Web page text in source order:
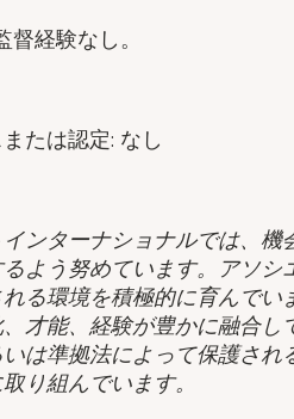
督経験なし。
たは認定: なし
インターナショナルでは、
よう努めています。アソ
る環境を積極的に育んで
才能、経験が豊かに融合
は準拠法によって保護さ
り組んでいます。